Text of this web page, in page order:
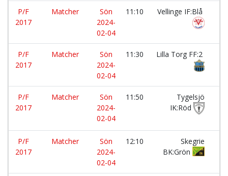
P/F
2017
Matcher
Sön
2024-
02-04
11:10 Vellinge IF:Blå
P/F
2017
Matcher
Sön
2024-
02-04
11:30 Lilla Torg FF:2
P/F
2017
Matcher
Sön
2024-
02-04
11:50
Tygelsjö
IK:Röd
P/F
2017
Matcher
Sön
2024-
02-04
12:10
Skegrie
BK:Grön